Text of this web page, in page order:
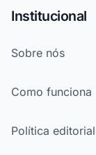
Institucional
Sobre nós
Como funciona
Política editorial